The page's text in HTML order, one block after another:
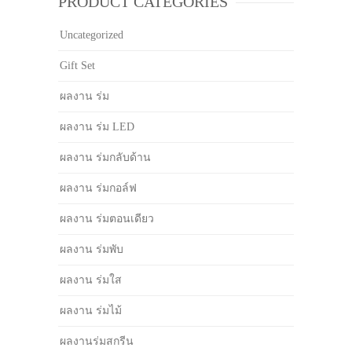
Uncategorized
Gift Set
ผลงาน ร่ม
ผลงาน ร่ม LED
ผลงาน ร่มกลับด้าน
ผลงาน ร่มกอล์ฟ
ผลงาน ร่มตอนเดียว
ผลงาน ร่มพับ
ผลงาน ร่มใส
ผลงาน ร่มไม้
ผลงานร่มสกรีน